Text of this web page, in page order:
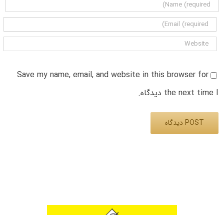
Save my name, email, and website in this browser for
the next time I دیدگاه.